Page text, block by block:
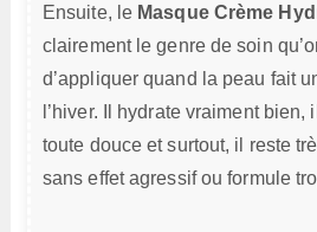
Ensuite, le Masque Crème
clairement le genre de soin
d’appliquer quand la peau fait
l’hiver. Il hydrate vraiment bien,
toute douce et surtout, il reste
sans effet agressif ou formule